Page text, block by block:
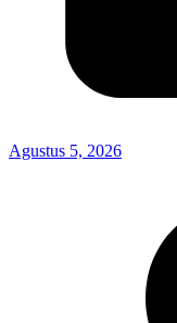
Agustus 5, 2026